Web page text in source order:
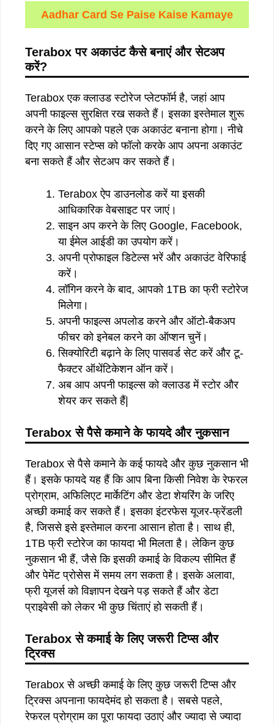
Aadhar Card Se Paise Kaise Kamaye
Teraboxपर अकाउंट कैसे बनाएं और सेटअप
करें?
Terabox एक क्लाउड स्टोरेज प्लेटफॉर्म है, जहां आप
अपनी फाइल्स सुरक्षित रख सकते हैं। इसका इस्तेमाल शुरू
करने के लिए आपको पहले एक अकाउंट बनाना होगा। नीचे
दिए गए आसान स्टेप्स को फॉलो करके आप अपना अकाउंट
बना सकते हैं और सेटअप कर सकते हैं।
Terabox ऐप डाउनलोड करें या इसकी
आधिकारिक वेबसाइट पर जाएं।
साइन अप करने के लिए Google, Facebook,
या ईमेल आईडी का उपयोग करें।
अपनी प्रोफाइल डिटेल्स भरें और अकाउंट वेरिफाई
करें।
लॉगिन करने के बाद, आपको 1TB का फ्री स्टोरेज
मिलेगा।
अपनी फाइल्स अपलोड करने और ऑटो-बैकअप
फीचर को इनेबल करने का ऑप्शन चुनें।
सिक्योरिटी बढ़ाने के लिए पासवर्ड सेट करें और टू-
फैक्टर ऑथेंटिकेशन ऑन करें।
अब आप अपनी फाइल्स को क्लाउड में स्टोर और
शेयर कर सकते हैं|
Teraboxसे पैसे कमाने के फायदे और नुकसान
Terabox से पैसे कमाने के कई फायदे और कुछ नुकसान भी
हैं। इसके फायदे यह हैं कि आप बिना किसी निवेश के रेफरल
प्रोग्राम, अफिलिएट मार्केटिंग और डेटा शेयरिंग के जरिए
अच्छी कमाई कर सकते हैं। इसका इंटरफेस यूजर-फ्रेंडली
है, जिससे इसे इस्तेमाल करना आसान होता है। साथ ही,
1TB फ्री स्टोरेज का फायदा भी मिलता है। लेकिन कुछ
नुकसान भी हैं, जैसे कि इसकी कमाई के विकल्प सीमित हैं
और पेमेंट प्रोसेस में समय लग सकता है। इसके अलावा,
फ्री यूजर्स को विज्ञापन देखने पड़ सकते हैं और डेटा
प्राइवेसी को लेकर भी कुछ चिंताएं हो सकती हैं।
Teraboxसे कमाई के लिए जरूरी टिप्स और
ट्रिक्स
Terabox से अच्छी कमाई के लिए कुछ जरूरी टिप्स और
ट्रिक्स अपनाना फायदेमंद हो सकता है। सबसे पहले,
रेफरल प्रोग्राम का पूरा फायदा उठाएं और ज्यादा से ज्यादा